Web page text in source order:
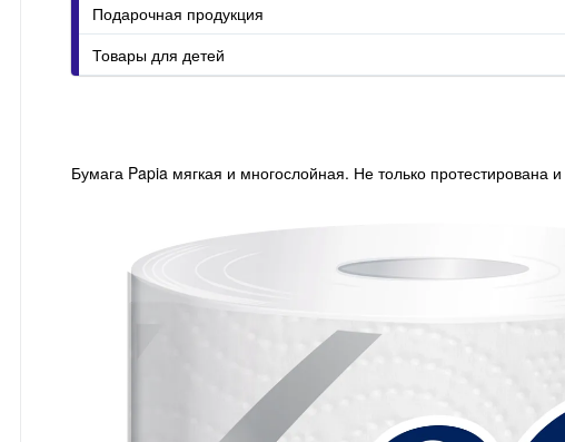
Подарочная продукция
Товары для детей
Бумага Papia мягкая и многослойная. Не только протестирована и